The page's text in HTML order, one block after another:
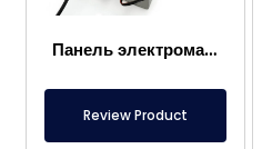
Панель электромагнита
Review Product